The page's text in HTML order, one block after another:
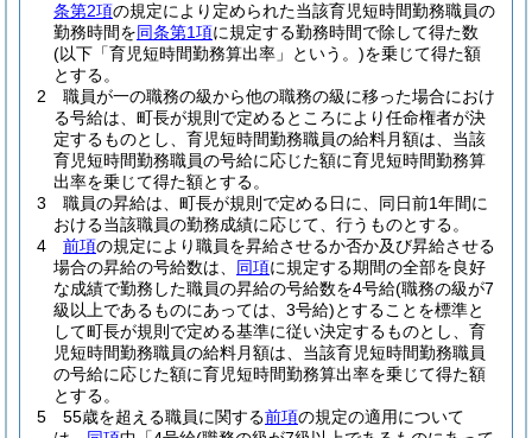
条第2項の規定により定められた当該育児短時間勤務職員の
勤務時間を同条第1項に規定する勤務時間で除して得た数
(以下「育児短時間勤務算出率」という。)を乗じて得た額
とする。
2
職員が一の職務の級から他の職務の級に移った場合におけ
る号給は、町長が規則で定めるところにより任命権者が決
定するものとし、育児短時間勤務職員の給料月額は、当該
育児短時間勤務職員の号給に応じた額に育児短時間勤務算
出率を乗じて得た額とする。
3
職員の昇給は、町長が規則で定める日に、同日前1年間に
おける当該職員の勤務成績に応じて、行うものとする。
4
前項の規定により職員を昇給させるか否か及び昇給させる
場合の昇給の号給数は、 同項に規定する期間の全部を良好
な成績で勤務した職員の昇給の号給数を4号給(職務の級が7
級以上であるものにあっては、3号給)とすることを標準と
して町長が規則で定める基準に従い決定するものとし、育
児短時間勤務職員の給料月額は、当該育児短時間勤務職員
の号給に応じた額に育児短時間勤務算出率を乗じて得た額
とする。
5
55歳を超える職員に関する前項の規定の適用について